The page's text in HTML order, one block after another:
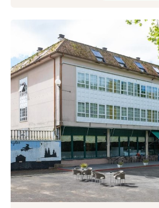
gallega a un paso. ¡Y
máximo tu viaje! Por eso para
preparado una